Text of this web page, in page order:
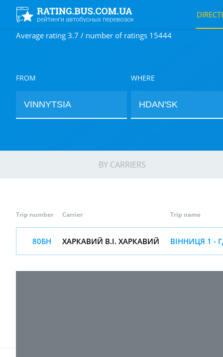
Average rating 3.7 / number of ratings 15444
FROM WHERE
BY CARRIERS
Trip number Carrier Trip name
80БН ХАРКАВИЙ В.І. ХАРКАВИЙ ВІННИЦЯ 1 -